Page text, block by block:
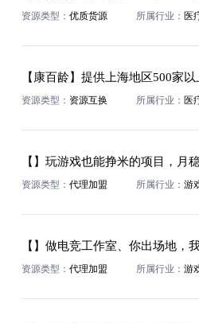
资源类型： 优质货源 所属行业： 医
资源类型： 资源互换 所属行业： 医
【】玩游戏也能挣米的项目，月
资源类型： 代理加盟 所属行业： 游
【】做电竞工作室、你出场地，
资源类型： 代理加盟 所属行业： 游